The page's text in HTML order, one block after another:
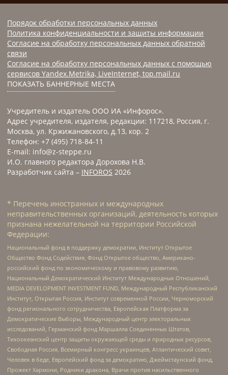
Порядок обработки персональных данных
Политика конфиденциальности и защиты информации
Согласие на обработку персональных данных обратной
связи
Согласие на обработку персональных данных с помощью
сервисов Yandex.Metrika, LiveInternet, top.mail.ru
ПОКАЗАТЬ БАННЕРНЫЕ МЕСТА
Учредитель и издатель ООО ИА «Инфорос».
Адрес учредителя, издателя, редакции: 117218, Россия, г.
Москва, ул. Кржижановского, д.13, кор. 2
Телефон: +7 (495) 718-84-11
E-mail: info@z-steppe.ru
И.О. главного редактора Дорохова Н.В.
Разработчик сайта – INFOROS 2026
* Перечень иностранных и международных
неправительственных организаций, деятельность которых
признана нежелательной на территории Российской
Федерации:
Национальный фонд в поддержку демократии, Институт Открытое
Общество Фонд Содействия, Фонд Открытое общество, Американо-
российский фонд по экономическому и правовому развитию,
Национальный Демократический Институт Международных Отношений,
MEDIA DEVELOPMENT INVESTMENT FUND, Международный Республиканский
Институт, Открытая Россия, Институт современной России, Черноморский
фонд регионального сотрудничества, Европейская Платформа за
Демократические Выборы, Международный центр электоральных
исследований, Германский фонд Маршалла Соединенных Штатов,
Тихоокеанский центр защиты окружающей среды и природных ресурсов,
Свободная Россия, Всемирный конгресс украинцев, Атлантический совет,
Человек в беде, Европейский фонд за демократию, Джеймстаунский фонд,
Прожект Хармони, Родники дракона, Врачи против насильственного